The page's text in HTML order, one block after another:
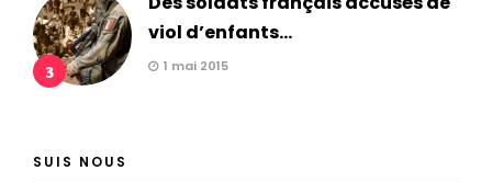
3
viol d’enfants...
1 mai 2015
SUIS NOUS